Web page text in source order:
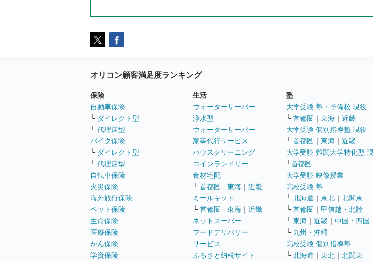
オリコン顧客満足度ランキング
保険
自動車保険
└ ダイレクト型
└ 代理店型
バイク保険
└ ダイレクト型
└ 代理店型
自転車保険
火災保険
海外旅行保険
ペット保険
生命保険
医療保険
がん保険
学資保険
生活
ウォーターサーバー
浄水型
ウォーターサーバー
家事代行サービス
ハウスクリーニング
コインランドリー
食材宅配
└ 首都圏 ｜ 東海 ｜ 近畿
ミールキット
└ 首都圏 ｜ 東海 ｜ 近畿
ネットスーパー
フードデリバリー
サービス
ふるさと納税サイト
塾
大学受験 塾・予備校 現役
└ 首都圏 ｜ 東海 ｜ 近畿
大学受験 個別指導塾 現役
└ 首都圏 ｜ 東海 ｜ 近畿
大学受験 難関大学特化型
└首都圏
大学受験 映像授業
高校受験 塾
└ 北海道 ｜ 東北 ｜ 北関東
└ 首都圏 ｜ 甲信越・北陸
└ 東海 ｜ 近畿 ｜ 中国・四国
└ 九州・沖縄
高校受験 個別指導塾
└ 北海道 ｜ 東北 ｜ 北関東